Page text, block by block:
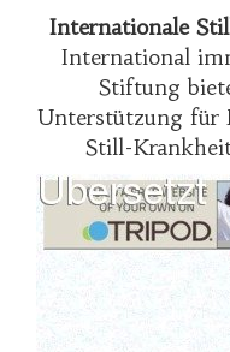
Internationale
International
Stiftung
Unterstützung für
Still-